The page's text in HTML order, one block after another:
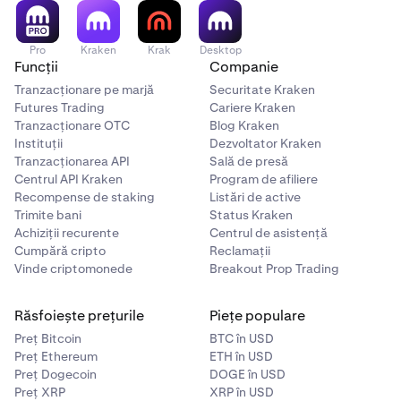
Pro Kraken Krak Desktop
Funcții
Tranzacționare pe marjă
Futures Trading
Tranzacționare OTC
Instituții
Tranzacționarea API
Centrul API Kraken
Recompense de staking
Trimite bani
Achiziții recurente
Cumpără cripto
Vinde criptomonede
Companie
Securitate Kraken
Cariere Kraken
Blog Kraken
Dezvoltator Kraken
Sală de presă
Program de afiliere
Listări de active
Status Kraken
Centrul de asistență
Reclamații
Breakout Prop Trading
Răsfoiește prețurile
Preț Bitcoin
Preț Ethereum
Preț Dogecoin
Preț XRP
Piețe populare
BTC în USD
ETH în USD
DOGE în USD
XRP în USD